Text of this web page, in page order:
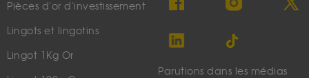
Pièces d'or d'investissement
Lingots et lingotins
Lingot 1Kg Or
Parutions dans les médias